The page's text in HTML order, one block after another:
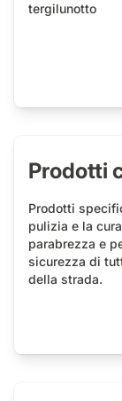
tergilunotto
Prodotti
Prodotti
pulizia e la
parabrezza e
sicurezza di
della strada.